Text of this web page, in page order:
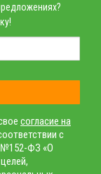
согласие на
с
№152-ФЗ «О